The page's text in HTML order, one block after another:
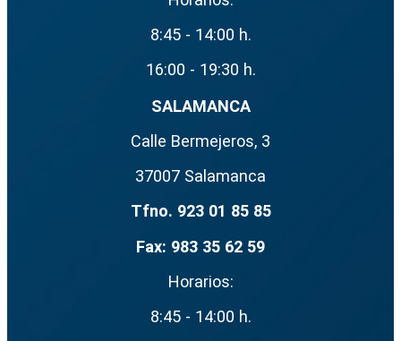
8:45 - 14:00 h.
16:00 - 19:30 h.
SALAMANCA
Calle Bermejeros, 3
37007 Salamanca
Tfno. 923 01 85 85
Fax: 983 35 62 59
Horarios:
8:45 - 14:00 h.